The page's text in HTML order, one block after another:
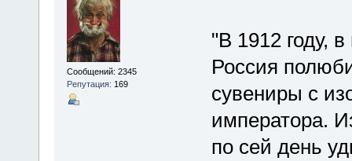
Сообщений: 2345
Репутация: 169
"В 1912 году,
Россия
сувениры с
императора.
по сей день